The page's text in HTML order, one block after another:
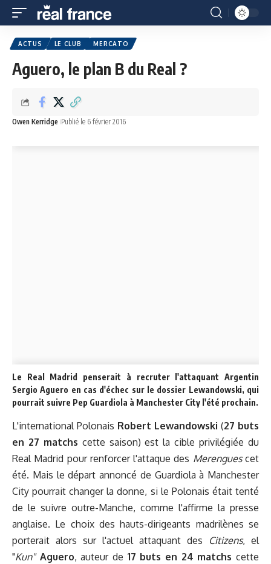
ACTUS LE CLUB MERCATO
Aguero, le plan B du Real ?
Owen Kerridge Publié le 6 février 2016
Le Real Madrid penserait à recruter l'attaquant Argentin
Sergio Aguero en cas d'échec sur le dossier Lewandowski, qui
pourrait suivre Pep Guardiola à Manchester City l'été prochain.
L'international Polonais Robert Lewandowski (27 buts
en 27 matchs cette saison) est la cible privilégiée du
Real Madrid pour renforcer l'attaque des Merenguescet
été. Mais le départ annoncé de Guardiola à Manchester
City pourrait changer la donne, si le Polonais était tenté
de le suivre outre-Manche, comme l'affirme la presse
anglaise. Le choix des hauts-dirigeants madrilènes se
porterait alors sur l'actuel attaquant des Citizens, el
"Kun" Aguero, auteur de 17 buts en 24 matchs cette